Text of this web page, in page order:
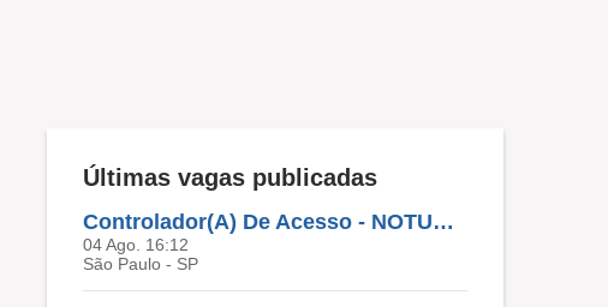
Últimas vagas publicadas
Controlador(A) De Acesso - NOTURNO
04 Ago. 16:12
São Paulo - SP